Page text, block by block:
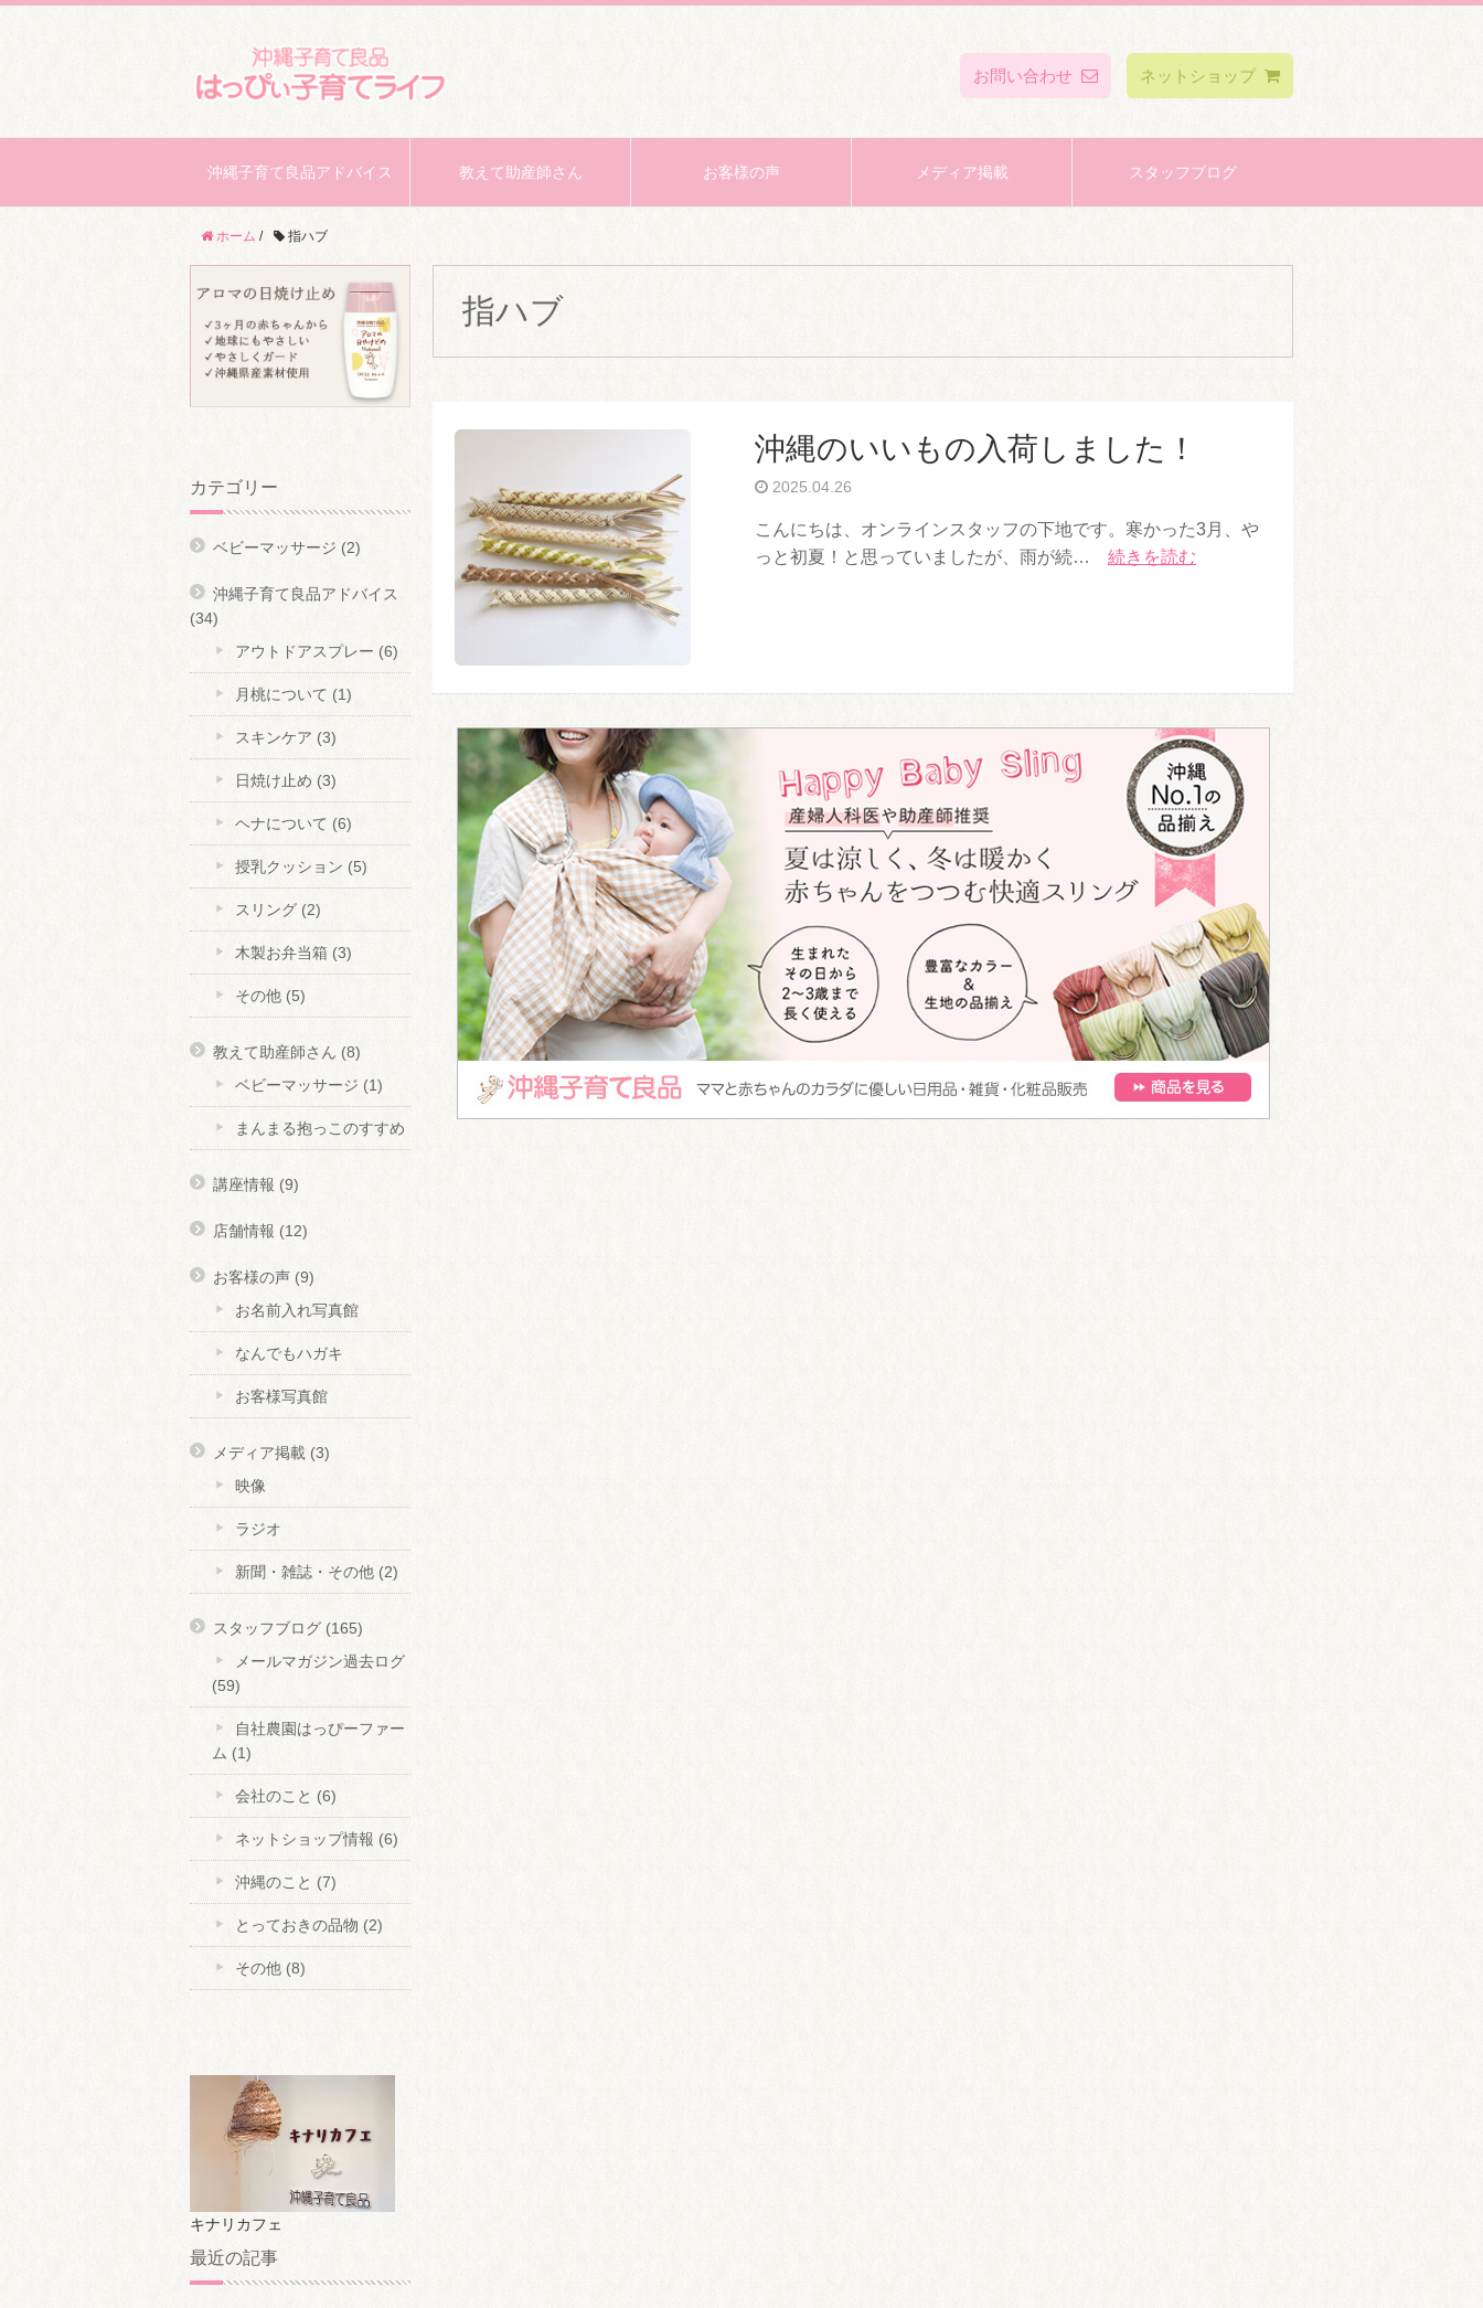
お問い合わせ ネットショップ
沖縄子育て良品アドバイス 教えて助産師さん お客様の声 メディア掲載 スタッフブログ
ホーム / 指ハブ
指ハブ
沖縄のいいもの入荷しました！
2025.04.26
こんにちは、オンラインスタッフの下地です。寒かった3月、や
っと初夏！と思っていましたが、雨が続… 続きを読む
カテゴリー
ベビーマッサージ (2)
沖縄子育て良品アドバイス
(34)
アウトドアスプレー (6)
月桃について (1)
スキンケア (3)
日焼け止め (3)
ヘナについて (6)
授乳クッション (5)
スリング (2)
木製お弁当箱 (3)
その他 (5)
教えて助産師さん (8)
ベビーマッサージ (1)
まんまる抱っこのすすめ
講座情報 (9)
店舗情報 (12)
お客様の声 (9)
お名前入れ写真館
なんでもハガキ
お客様写真館
メディア掲載 (3)
映像
ラジオ
新聞・雑誌・その他 (2)
スタッフブログ (165)
メールマガジン過去ログ
(59)
自社農園はっぴーファー
ム (1)
会社のこと (6)
ネットショップ情報 (6)
沖縄のこと (7)
とっておきの品物 (2)
その他 (8)
キナリカフェ
最近の記事